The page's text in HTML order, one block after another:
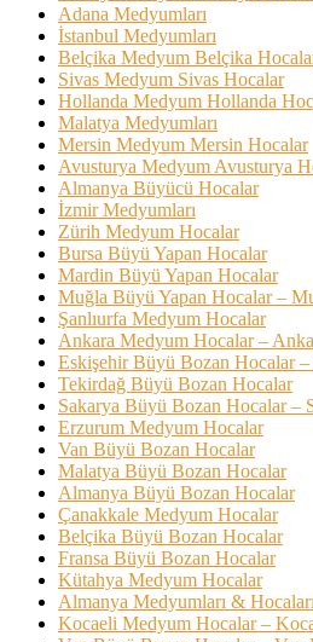
Adana Medyumları
İstanbul Medyumları
Belçika Medyum Belçika
Sivas Medyum Sivas Hocalar
Hollanda Medyum Hollanda
Malatya Medyumları
Mersin Medyum Mersin Hocalar
Avusturya Medyum Avusturya
Almanya Büyücü Hocalar
İzmir Medyumları
Zürih Medyum Hocalar
Bursa Büyü Yapan Hocalar
Mardin Büyü Yapan Hocalar
Muğla Büyü Yapan Hocalar –
Şanlıurfa Medyum Hocalar
Ankara Medyum Hocalar –
Eskişehir Büyü Bozan Hocalar
Tekirdağ Büyü Bozan Hocalar
Sakarya Büyü Bozan Hocalar –
Erzurum Medyum Hocalar
Van Büyü Bozan Hocalar
Malatya Büyü Bozan Hocalar
Almanya Büyü Bozan Hocalar
Çanakkale Medyum Hocalar
Belçika Büyü Bozan Hocalar
Fransa Büyü Bozan Hocalar
Kütahya Medyum Hocalar
Almanya Medyumları &
Kocaeli Medyum Hocalar –